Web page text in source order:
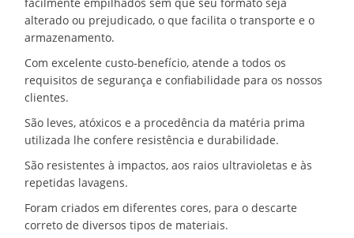
alterado ou prejudicado, o que facilita o transporte e o
armazenamento.
Com excelente custo-benefício, atende a todos os
requisitos de segurança e confiabilidade para os nossos
clientes.
São leves, atóxicos e a procedência da matéria prima
utilizada lhe confere resistência e durabilidade.
São resistentes à impactos, aos raios ultravioletas e às
repetidas lavagens.
Foram criados em diferentes cores, para o descarte
correto de diversos tipos de materiais.